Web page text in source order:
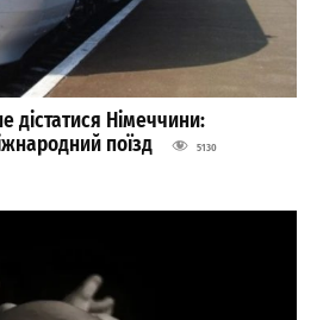
дістатися Німеччини:
поїзд
5130